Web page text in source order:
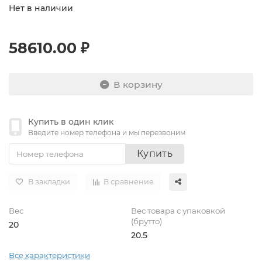
Нет в наличии
58610.00 ₽
В корзину
Купить в один клик
Введите номер телефона и мы перезвоним
Купить
В закладки В сравнение
Вес
20
Вес товара с упаковкой
(брутто)
20.5
Все характеристики